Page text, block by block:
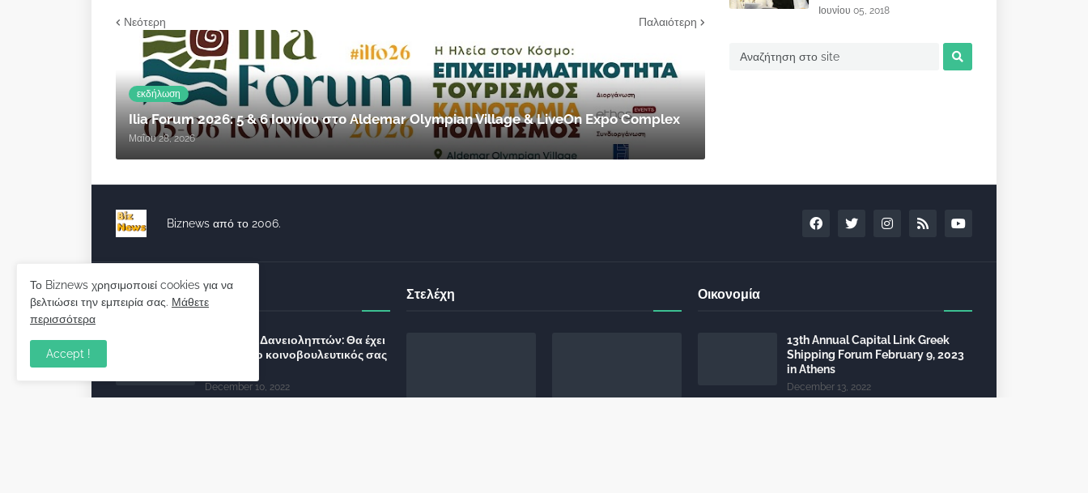
Νεότερη Παλαιότερη
εκδήλωση
Ilia Forum 2026: 5 & 6 Ιουνίου στο Aldemar Olympian Village & LiveOn Expo Complex
Μαΐου 28, 2026
Ιουνίου 05, 2018
Biznews από το 2006.
Απόψεις
Σύλλογος Δανειοληπτών: Θα έχει
συνέχεια ο κοινοβουλευτικός σας
December 10, 2022
Στελέχη Οικονομία
13th Annual Capital Link Greek
Shipping Forum February 9, 2023
in Athens
December 13, 2022
Το Biznews χρησιμοποιεί cookies για να
βελτιώσει την εμπειρία σας. Μάθετε
περισσότερα
Accept !